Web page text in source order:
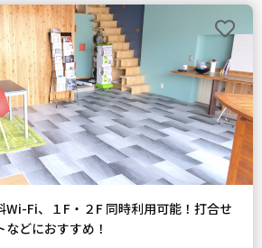
Wi-Fi、１F・２F 同時利用可能！打合せ
どにおすすめ！